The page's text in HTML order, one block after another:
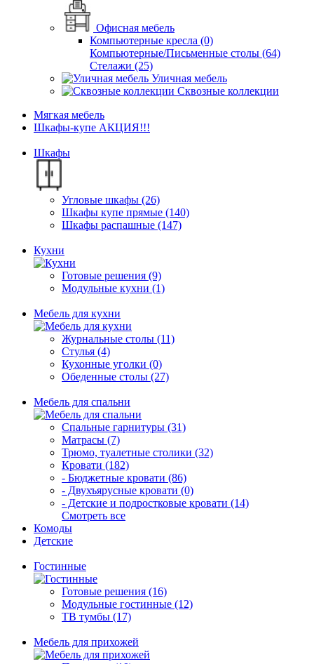
Офисная мебель
Компьютерные кресла (0)
Компьютерные/Письменные столы (64)
Стелажи (25)
Уличная мебель
Сквозные коллекции
Мягкая мебель
Шкафы-купе АКЦИЯ!!!
Шкафы
Угловые шкафы (26)
Шкафы купе прямые (140)
Шкафы распашные (147)
Кухни
Готовые решения (9)
Модульные кухни (1)
Мебель для кухни
Журнальные столы (11)
Стулья (4)
Кухонные уголки (0)
Обеденные столы (27)
Мебель для спальни
Спальные гарнитуры (31)
Матрасы (7)
Трюмо, туалетные столики (32)
Кровати (182)
- Бюджетные кровати (86)
- Двухъярусные кровати (0)
- Детские и подростковые кровати (14)
Смотреть все
Комоды
Детские
Гостинные
Готовые решения (16)
Модульные гостинные (12)
ТВ тумбы (17)
Мебель для прихожей